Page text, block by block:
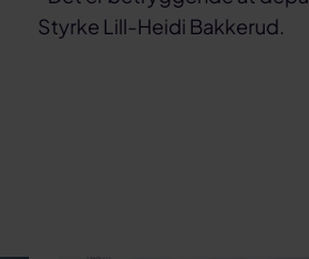
Styrke Lill-Heidi Bakkerud.